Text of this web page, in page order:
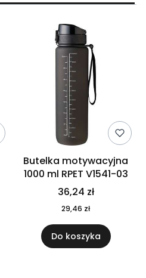
Butelka motywacyjna
1000 ml RPET V1541-03
36,24 zł
29,46 zł
Do koszyka